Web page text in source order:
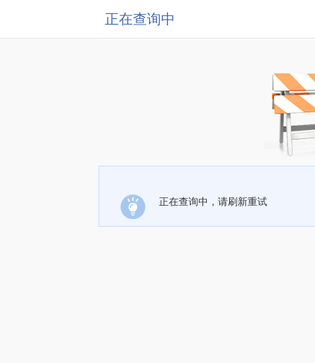
正在查询中
正在查询中，请刷新重试